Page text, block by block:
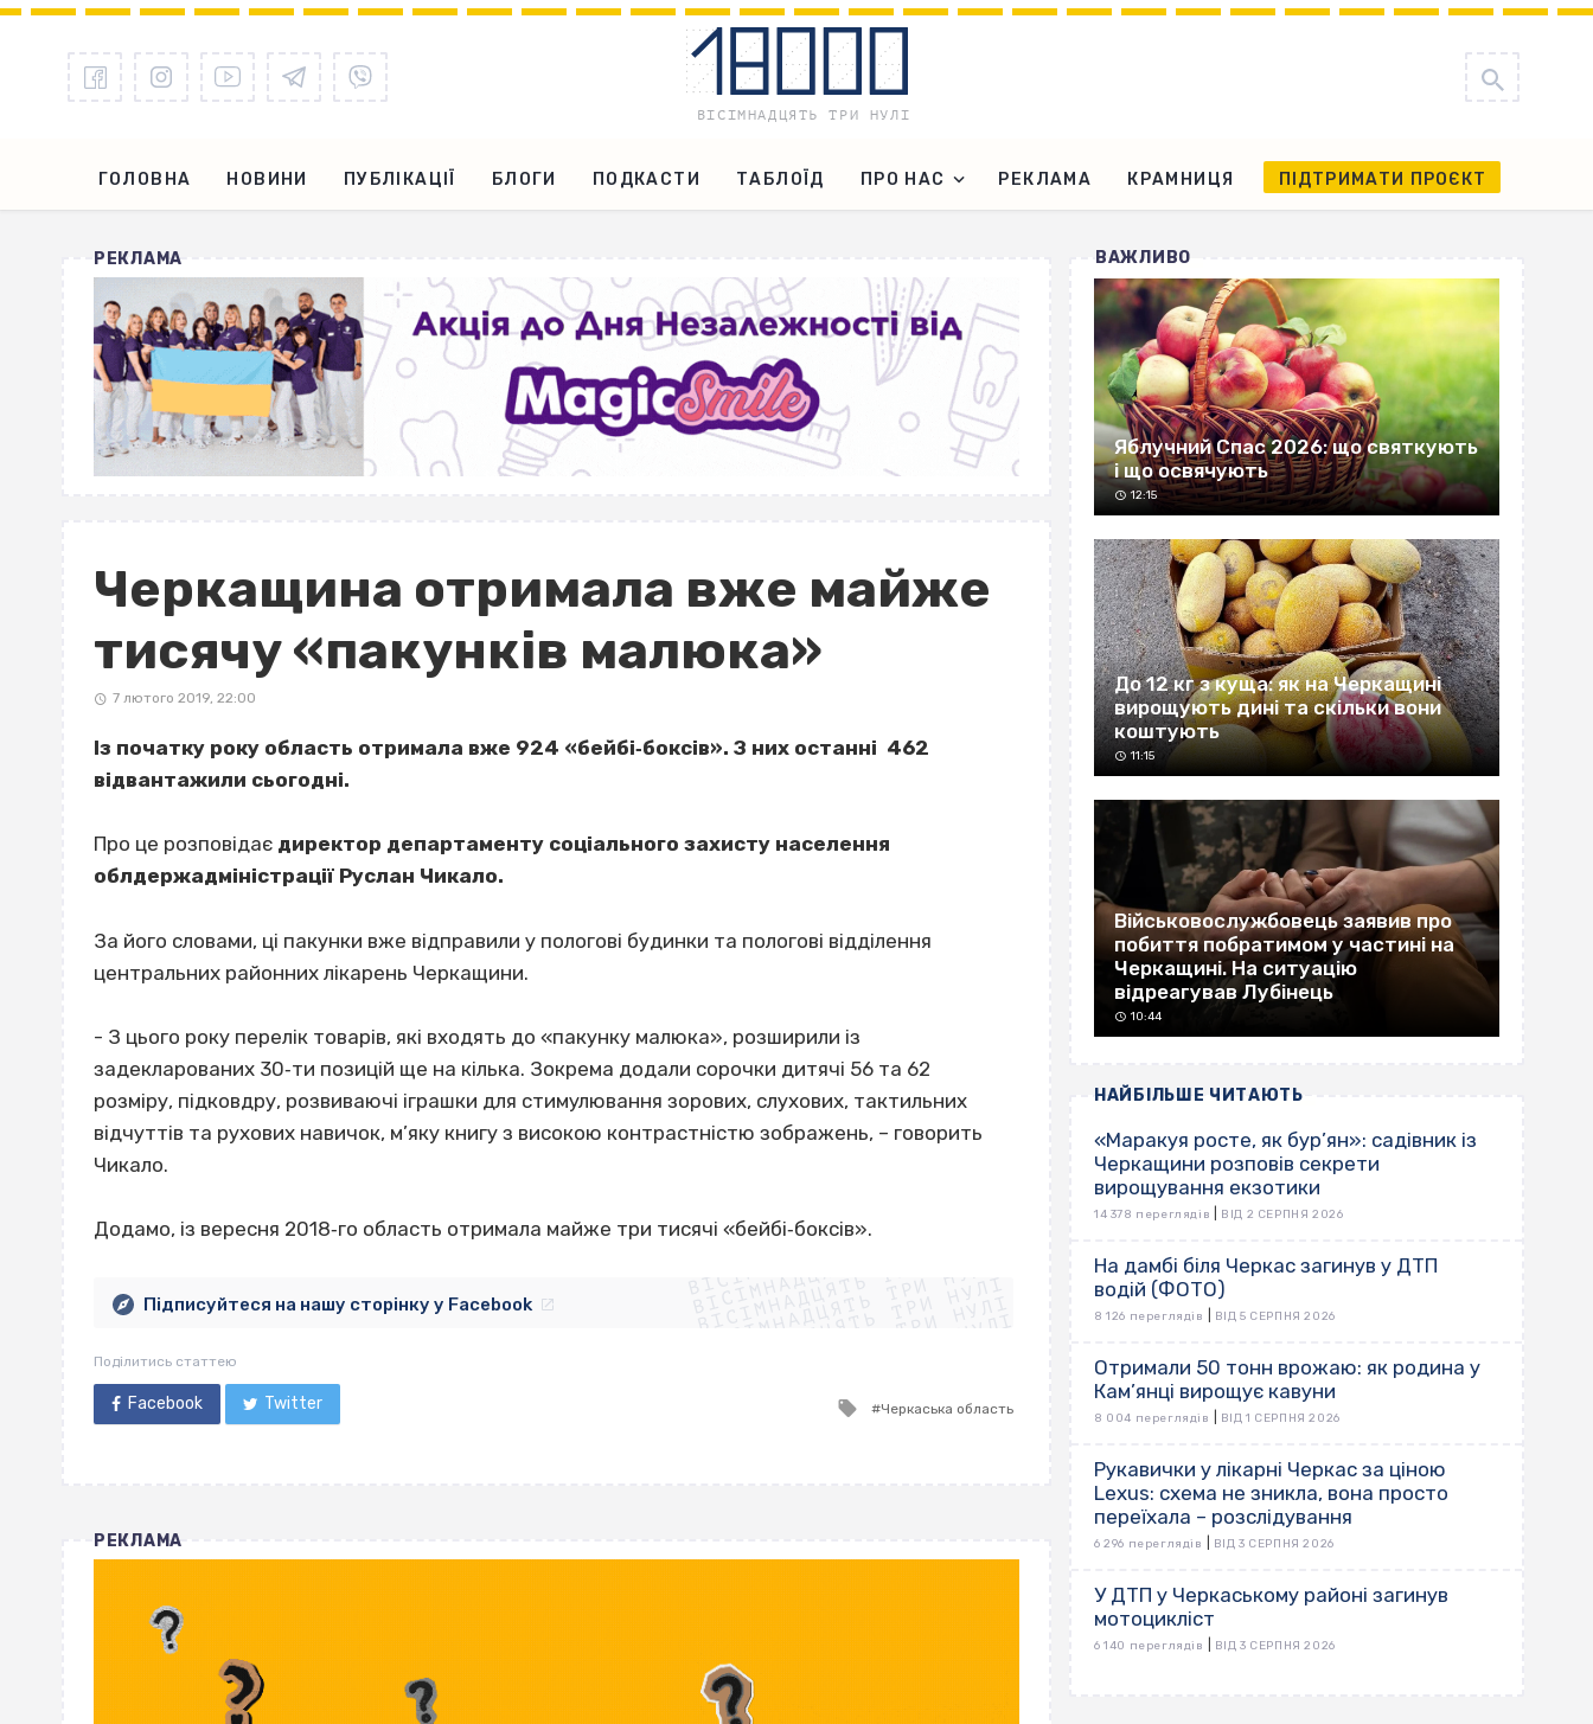
ГОЛОВНА НОВИНИ ПУБЛІКАЦІЇ БЛОГИ ПОДКАСТИ ТАБЛОЇД ПРО НАС РЕКЛАМА КРАМНИЦЯ ПІДТРИМАТИ ПРОЄКТ
РЕКЛАМА
Черкащина отримала вже майже
тисячу «пакунків малюка»
7 лютого 2019, 22:00
Із початку року область отримала вже 924 «бейбі‐боксів». З них останні 462
відвантажили сьогодні.
Про це розповідає директор департаменту соціального захисту населення
облдержадміністрації Руслан Чикало.
За його словами, ці пакунки вже відправили у пологові будинки та пологові відділення
центральних районних лікарень Черкащини.
- З цього року перелік товарів, які входять до «пакунку малюка», розширили із
задекларованих 30‐ти позицій ще на кілька. Зокрема додали сорочки дитячі 56 та 62
розміру, підковдру, розвиваючі іграшки для стимулювання зорових, слухових, тактильних
відчуттів та рухових навичок, м’яку книгу з високою контрастністю зображень, – говорить
Чикало.
Додамо, із вересня 2018‐го область отримала майже три тисячі «бейбі‐боксів».
ВІСІМНАДЦЯТЬ ТРИ НУЛІ
ВІСІМНАДЦЯТЬ ТРИ НУЛІ
ВІСІМНАДЦЯТЬ ТРИ НУЛІ
ВІСІМНАДЦЯТЬ ТРИ НУЛІ
ВІСІМНАДЦЯТЬ ТРИ НУЛІ
ВІСІМНАДЦЯТЬ ТРИ НУЛІ
ВІСІМНАДЦЯТЬ ТРИ НУЛІ
ВІСІМНАДЦЯТЬ ТРИ НУЛІ
Підписуйтеся на нашу сторінку у Facebook
Поділитись статтею
Facebook Twitter
Tagged
Черкаська область
РЕКЛАМА
ВАЖЛИВО
Яблучний Спас 2026: що святкують
і що освячують
12:15
До 12 кг з куща: як на Черкащині
вирощують дині та скільки вони
коштують
11:15
Військовослужбовець заявив про
побиття побратимом у частині на
Черкащині. На ситуацію
відреагував Лубінець
10:44
НАЙБІЛЬШЕ ЧИТАЮТЬ
«Маракуя росте, як бур’ян»: садівник із
Черкащини розповів секрети
вирощування екзотики
14 378 переглядів ВІД 2 СЕРПНЯ 2026
На дамбі біля Черкас загинув у ДТП
водій (ФОТО)
8 126 переглядів ВІД 5 СЕРПНЯ 2026
Отримали 50 тонн врожаю: як родина у
Кам’янці вирощує кавуни
8 004 переглядів ВІД 1 СЕРПНЯ 2026
Рукавички у лікарні Черкас за ціною
Lexus: схема не зникла, вона просто
переїхала – розслідування
6 296 переглядів ВІД 3 СЕРПНЯ 2026
У ДТП у Черкаському районі загинув
мотоцикліст
6 140 переглядів ВІД 3 СЕРПНЯ 2026